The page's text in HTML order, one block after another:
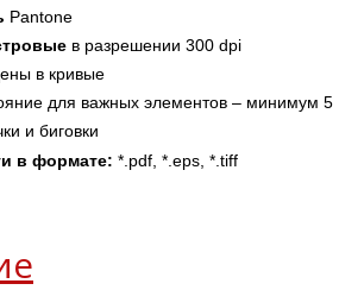
Pantone
в разрешении 300 dpi
в кривые
для важных элементов – минимум 5
и биговки
в формате: *.pdf, *.eps, *.tiff